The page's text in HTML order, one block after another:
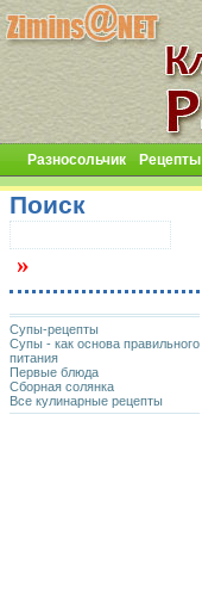
Разносольчик Рецепты
Поиск
Супы-рецепты
Супы - как основа правильного
питания
Первые блюда
Сборная солянка
Все кулинарные рецепты